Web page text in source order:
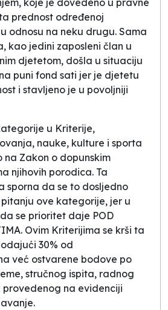
koje je dovedeno u pravne
prednost određenoj
odnosu na neku drugu. Sama
kao jedini zaposleni član u
djetetom, došla u situaciju
puni fond sati jer je djetetu
i stavljeno je u povoljniji
u Kriterije,
nauke, kulture i sporta
na Zakon o dopunskim
njihovih porodica. Ta
sporna da se to dosljedno
ove kategorije, jer u
se prioritet daje POD
Ovim Kriterijima se krši ta
30% od
već ostvarene bodove po
stručnog ispita, radnog
provedenog na evidenciji